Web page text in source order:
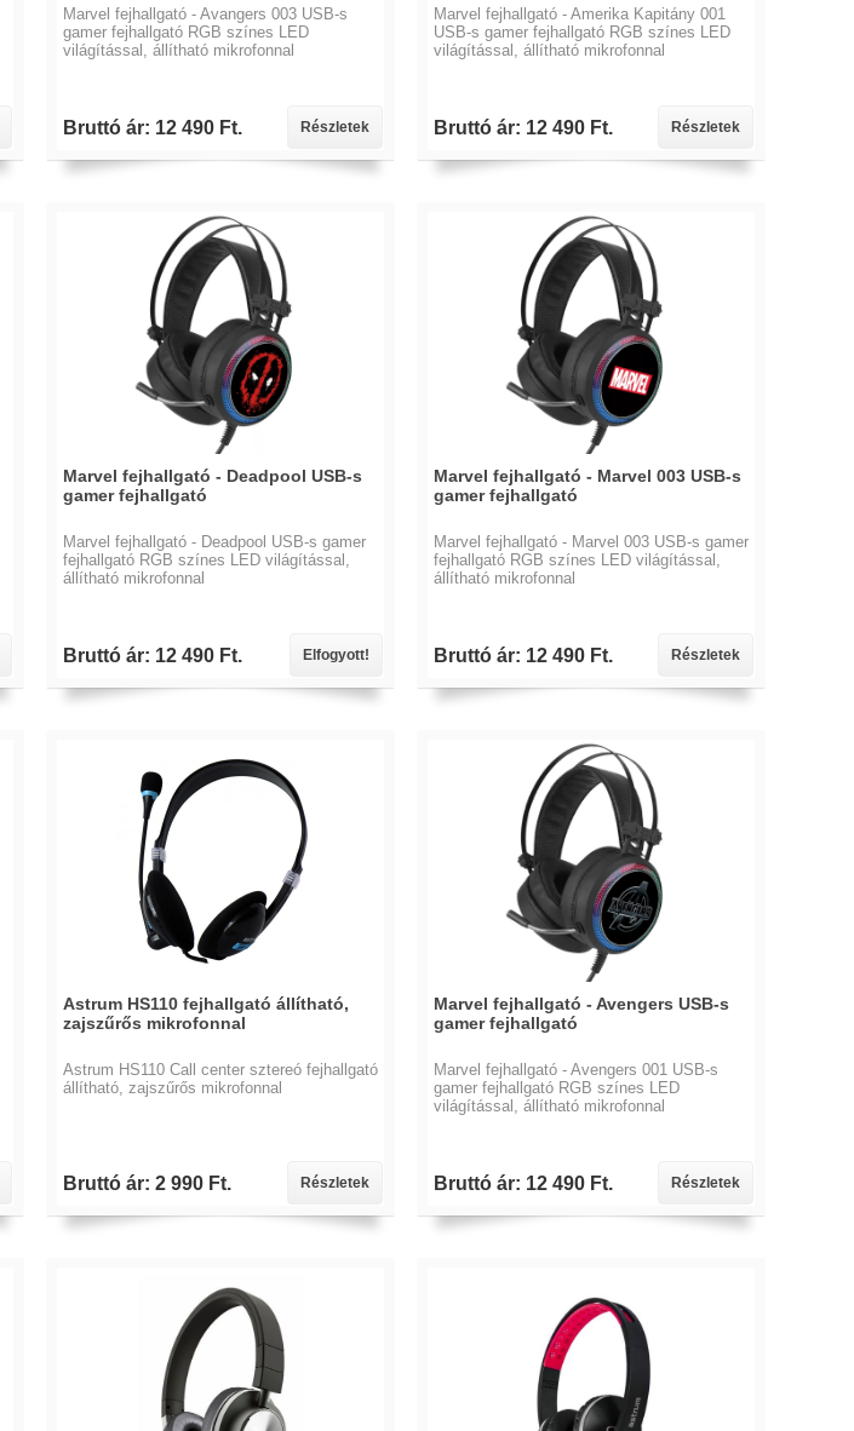
Marvel fejhallgató - Avangers 003 USB-s
gamer fejhallgató RGB színes LED
világítással, állítható mikrofonnal
Bruttó ár: 12 490 Ft. Részletek
Marvel fejhallgató - Amerika Kapitány 001
USB-s gamer fejhallgató RGB színes LED
világítással, állítható mikrofonnal
Bruttó ár: 12 490 Ft. Részletek
Marvel fejhallgató - Deadpool USB-s
gamer fejhallgató
Marvel fejhallgató - Deadpool USB-s gamer
fejhallgató RGB színes LED világítással,
állítható mikrofonnal
Bruttó ár: 12 490 Ft. Elfogyott!
Marvel fejhallgató - Marvel 003 USB-s
gamer fejhallgató
Marvel fejhallgató - Marvel 003 USB-s gamer
fejhallgató RGB színes LED világítással,
állítható mikrofonnal
Bruttó ár: 12 490 Ft. Részletek
Astrum HS110 fejhallgató állítható,
zajszűrős mikrofonnal
Astrum HS110 Call center sztereó fejhallgató
állítható, zajszűrős mikrofonnal
Bruttó ár: 2 990 Ft. Részletek
Marvel fejhallgató - Avengers USB-s
gamer fejhallgató
Marvel fejhallgató - Avengers 001 USB-s
gamer fejhallgató RGB színes LED
világítással, állítható mikrofonnal
Bruttó ár: 12 490 Ft. Részletek